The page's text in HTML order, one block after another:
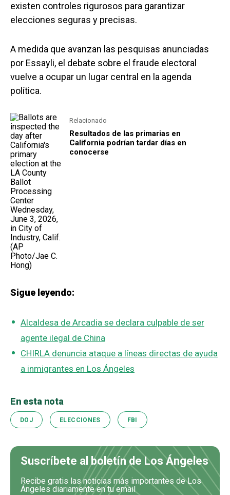
existen controles rigurosos para garantizar
elecciones seguras y precisas.
A medida que avanzan las pesquisas anunciadas
por Essayli, el debate sobre el fraude electoral
vuelve a ocupar un lugar central en la agenda
política.
Relacionado
Resultados de las primarias en
California podrían tardar días en
conocerse
Sigue leyendo:
Alcaldesa de Arcadia se declara culpable de ser
agente ilegal de China
CHIRLA denuncia ataque a líneas directas de ayuda
a inmigrantes en Los Ángeles
En esta nota
DOJ ELECCIONES FBI
Suscríbete al boletín de Los Ángeles
Recibe gratis las noticias más importantes de Los
Ángeles diariamente en tu email